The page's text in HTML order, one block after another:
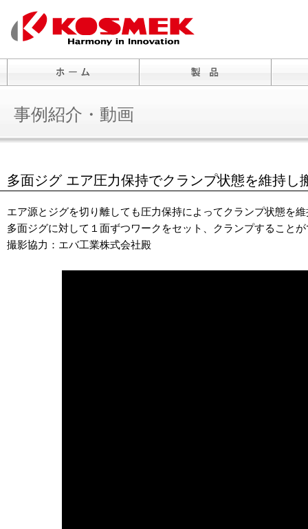
事例紹介・動画
多面ジグ エア圧力保持でクランプ状態を維持し
エア源とジグを切り離しても圧力保持によってクランプ状態を
多面ジグに対して１面ずつワークをセット、クランプすること
撮影協力：エバ工業株式会社殿